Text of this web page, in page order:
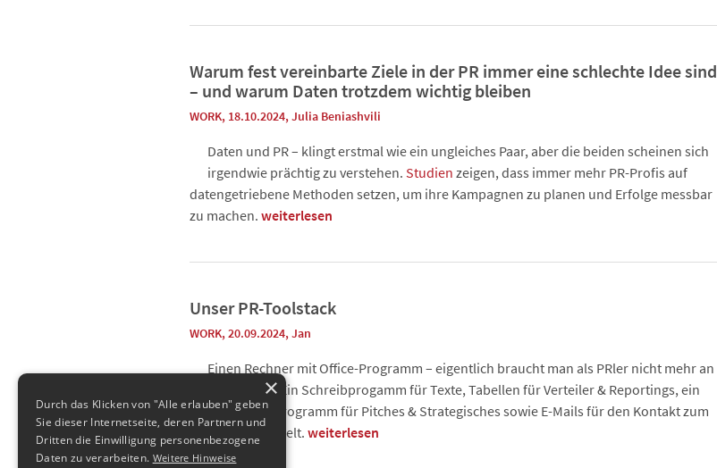
Warum fest vereinbarte Ziele in der PR immer eine schlechte Idee sind
– und warum Daten trotzdem wichtig bleiben
WORK, 18.10.2024,Julia Beniashvili
Daten und PR – klingt erstmal wie ein ungleiches Paar, aber die beiden scheinen sich
irgendwie prächtig zu verstehen. Studien zeigen, dass immer mehr PR-Profis auf
datengetriebene Methoden setzen, um ihre Kampagnen zu planen und Erfolge messbar
zu machen. weiterlesen
Unser PR-Toolstack
WORK, 20.09.2024,Jan
Einen Rechner mit Office-Programm – eigentlich braucht man als PRler nicht mehr an
Equipment. Ein Schreibprogamm für Texte, Tabellen für Verteiler & Reportings, ein
Präsentationsprogramm für Pitches & Strategisches sowie E-Mails für den Kontakt zum
Team und zur Welt. weiterlesen
×
Durch das Klicken von "Alle erlauben" geben
Sie dieser Internetseite, deren Partnern und
Dritten die Einwilligung personenbezogene
Daten zu verarbeiten. Weitere Hinweise